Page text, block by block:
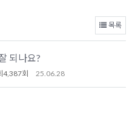
목록
되나요?
4,387회 25.06.28